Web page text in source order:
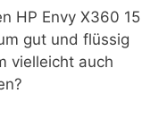
HP Envy X360 15
gut und flüssig
vielleicht auch